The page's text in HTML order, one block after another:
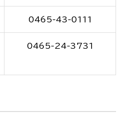
0465-43-0111
0465-24-3731